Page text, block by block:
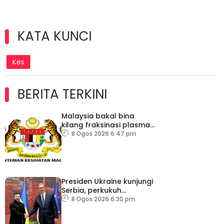
KATA KUNCI
Kes
BERITA TERKINI
Malaysia bakal bina
kilang fraksinasi plasma
sendiri dalam tempoh
8 Ogos 2026 6:47 pm
Presiden Ukraine kunjungi
Serbia, perkukuh
kerjasama ekonomi
8 Ogos 2026 6:30 pm